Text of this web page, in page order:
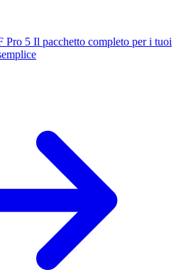
Pro 5 Il pacchetto completo per i tuoi